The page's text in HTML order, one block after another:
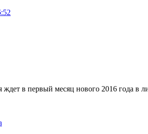
ждет в первый месяц нового 2016 года в